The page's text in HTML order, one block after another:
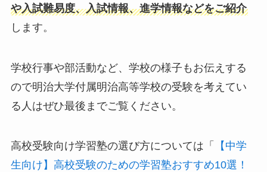
や入試難易度、入試情報、進学情報などをご紹介
します。
学校行事や部活動など、学校の様子もお伝えする
ので明治大学付属明治高等学校の受験を考えてい
る人はぜひ最後までご覧ください。
高校受験向け学習塾の選び方については「
【中学
生向け】高校受験のための学習塾おすすめ10選！